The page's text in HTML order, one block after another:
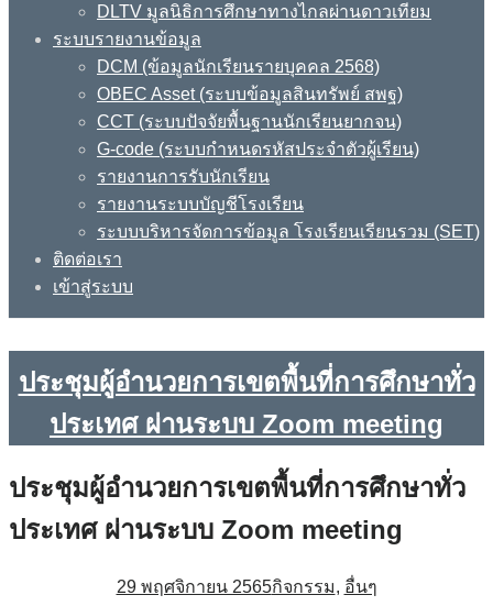
DLTV มูลนิธิการศึกษาทางไกลผ่านดาวเทียม
ระบบรายงานข้อมูล
DCM (ข้อมูลนักเรียนรายบุคคล 2568)
OBEC Asset (ระบบข้อมูลสินทรัพย์ สพฐ)
CCT (ระบบปัจจัยพื้นฐานนักเรียนยากจน)
G-code (ระบบกำหนดรหัสประจำตัวผู้เรียน)
รายงานการรับนักเรียน
รายงานระบบบัญชีโรงเรียน
ระบบบริหารจัดการข้อมูล โรงเรียนเรียนรวม (SET)
ติดต่อเรา
เข้าสู่ระบบ
ประชุมผู้อำนวยการเขตพื้นที่การศึกษาทั่ว
ประเทศ ผ่านระบบ Zoom meeting
ประชุมผู้อำนวยการเขตพื้นที่การศึกษาทั่ว
ประเทศ ผ่านระบบ Zoom meeting
29 พฤศจิกายน 2565กิจกรรม, อื่นๆ